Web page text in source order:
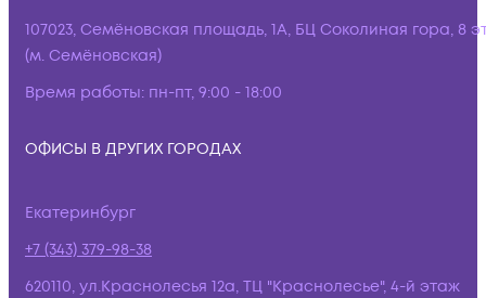
107023, Семёновская площадь, 1А, БЦ Соколиная гора, 8
(м. Семёновская)
Время работы: пн-пт, 9:00 - 18:00
ОФИСЫ В ДРУГИХ ГОРОДАХ
Екатеринбург
+7 (343) 379-98-38
620110, ул.Краснолесья 12а, ТЦ "Краснолесье", 4-й этаж